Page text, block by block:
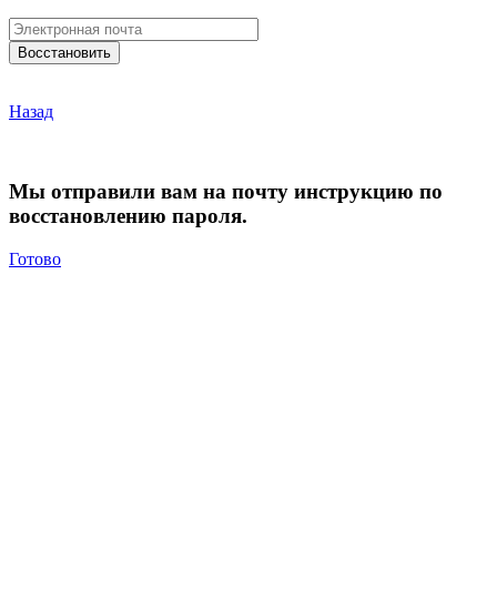
Назад
Мы отправили вам на почту инструкцию по
восстановлению пароля.
Готово